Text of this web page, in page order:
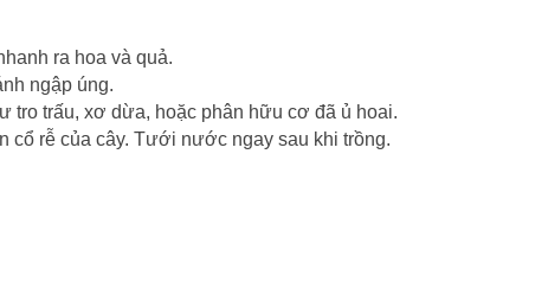
ra hoa và quả.
ngập úng.
tro trấu, xơ dừa, hoặc phân hữu cơ đã ủ hoai.
cổ rễ của cây. Tưới nước ngay sau khi trồng.